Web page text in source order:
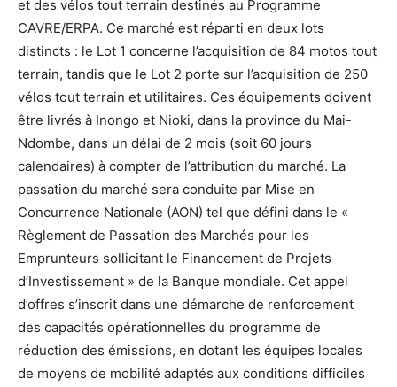
et des vélos tout terrain destinés au Programme
CAVRE/ERPA. Ce marché est réparti en deux lots
distincts : le Lot 1 concerne l’acquisition de 84 motos tout
terrain, tandis que le Lot 2 porte sur l’acquisition de 250
vélos tout terrain et utilitaires. Ces équipements doivent
être livrés à Inongo et Nioki, dans la province du Mai-
Ndombe, dans un délai de 2 mois (soit 60 jours
calendaires) à compter de l’attribution du marché. La
passation du marché sera conduite par Mise en
Concurrence Nationale (AON) tel que défini dans le «
Règlement de Passation des Marchés pour les
Emprunteurs sollicitant le Financement de Projets
d’Investissement » de la Banque mondiale. Cet appel
d’offres s’inscrit dans une démarche de renforcement
des capacités opérationnelles du programme de
réduction des émissions, en dotant les équipes locales
de moyens de mobilité adaptés aux conditions difficiles